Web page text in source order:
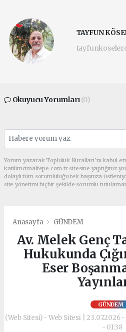
TAYFUN
Okuyucu Yorumları(0)
Yorum yazarak Topluluk Kuralları’nı kabul
katilimcimaltepe.com.tr sitesine yaptığınız
dolaylı tüm sorumluluğu tek başınıza
site yönetimi hiçbir şekilde sorumlu
Anasayfa GÜNDEM
Av. Melek Genç
Hukukunda
Eser
GÜNDEM
(Web Sitesi) - Web Sitesi | 23.07.2026
- 01:38